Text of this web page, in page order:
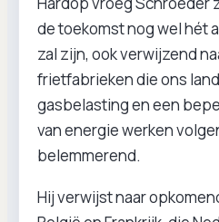
de toekomst nog wel hét
zal zijn, ook verwijzend
frietfabrieken die ons
gasbelasting en een
van energie werken
belemmerend.
Hij verwijst naar